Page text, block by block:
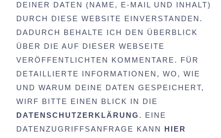
DEINER DATEN (NAME, E-MAIL UND INHALT)
DURCH DIESE WEBSITE EINVERSTANDEN.
DADURCH BEHALTE ICH DEN ÜBERBLICK
ÜBER DIE AUF DIESER WEBSEITE
VERÖFFENTLICHTEN KOMMENTARE. FÜR
DETAILLIERTE INFORMATIONEN, WO, WIE
UND WARUM DEINE DATEN GESPEICHERT,
WIRF BITTE EINEN BLICK IN DIE
DATENSCHUTZERKLÄRUNG . EINE
DATENZUGRIFFSANFRAGE KANN HIER